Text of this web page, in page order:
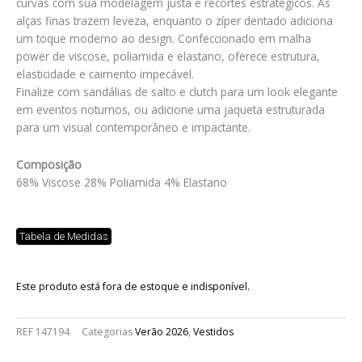
curvas com sua modelagem justa e recortes estratégicos. As
alças finas trazem leveza, enquanto o zíper dentado adiciona
um toque moderno ao design. Confeccionado em malha
power de viscose, poliamida e elastano, oferece estrutura,
elasticidade e caimento impecável.
Finalize com sandálias de salto e clutch para um look elegante
em eventos noturnos, ou adicione uma jaqueta estruturada
para um visual contemporâneo e impactante.
Composição
68% Viscose 28% Poliamida 4% Elastano
Tabela de Medidas
Este produto está fora de estoque e indisponível.
REF 147194 CategoriasVerão 2026, Vestidos